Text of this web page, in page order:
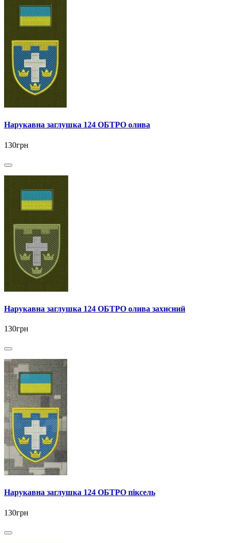
Нарукавна заглушка 124 ОБТРО олива
130грн
Нарукавна заглушка 124 ОБТРО олива захисний
130грн
Нарукавна заглушка 124 ОБТРО піксель
130грн